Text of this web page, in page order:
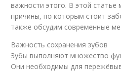
важности этого. В этой
причины, по которым стоит
также обсудим современные
Важность сохранения зубов
Зубы выполняют множество
Они необходимы для